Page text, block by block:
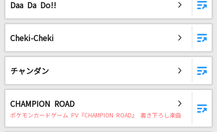
Daa Da Do!!
Cheki-Cheki
チャンダン
CHAMPION ROAD
ポケモンカードゲーム PV『CHAMPION ROAD』 書き下ろし楽曲